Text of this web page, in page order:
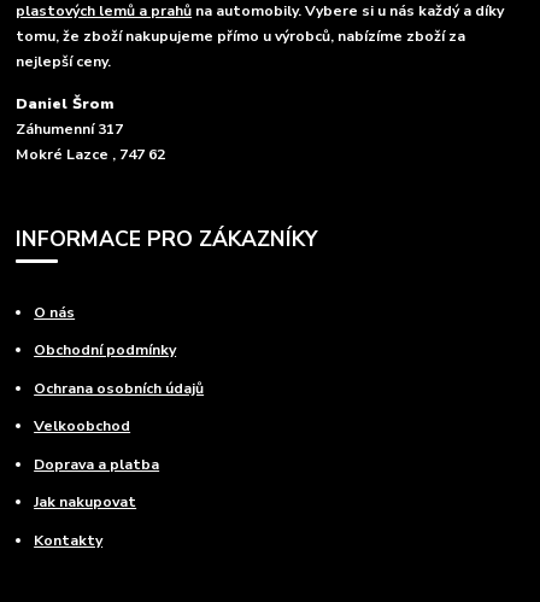
plastových lemů a prahů na automobily. Vybere si u nás každý a díky
tomu, že zboží nakupujeme přímo u výrobců, nabízíme zboží za
nejlepší ceny.
Daniel Šrom
Záhumenní 317
Mokré Lazce , 747 62
INFORMACE PRO ZÁKAZNÍKY
O nás
Obchodní podmínky
Ochrana osobních údajů
Velkoobchod
Doprava a platba
Jak nakupovat
Kontakty